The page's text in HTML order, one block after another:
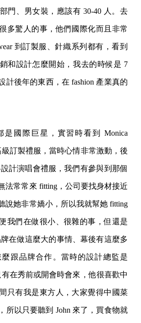
門、男女裝，應該有 30-40 人。去
多驚人的事，他們國際化而且非常
到訂製服、針織系列都有，看到
和設計怎麼開始，我去的時候是 7
計後年的東西，在 fashion 產業真的
是國際巨星，實習時看到 Monica
訂製禮服，當時心情非常激動，後
計演唱會禮服，我們有參與到那個
法常常來 fitting，公司要找身材接近
說她非常嬌小，所以我就幫她 fitting
我們在做很小、很雜的事，但還是
牌在做這麼大的事情、幕後有這麼多
跟品牌合作。當時的設計總監是
有在秀前或開會時會來，他很喜歡中
只有我是東方人，大家覺得中國菜
所以只要聽到 John 來了，買食物就